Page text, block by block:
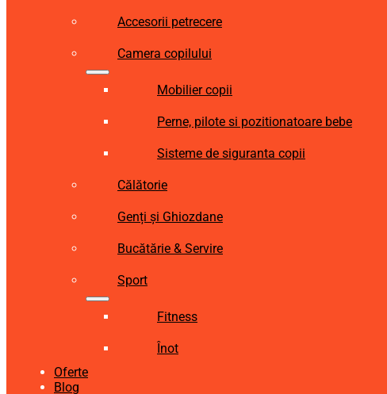
Accesorii petrecere
Camera copilului
Mobilier copii
Perne, pilote si pozitionatoare bebe
Sisteme de siguranta copii
Călătorie
Genți și Ghiozdane
Bucătărie & Servire
Sport
Fitness
Înot
Oferte
Blog